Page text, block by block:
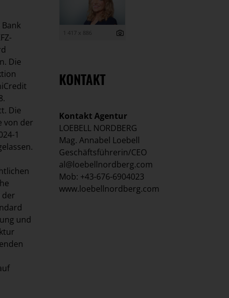
Die
Die
von der
1
der
und
1 417 x 886
KONTAKT
Kontakt Agentur
LOEBELL NORDBERG
Mag. Annabel Loebell
Geschäftsführerin/CEO
al@loebellnordberg.com
Mob: +43-676-6904023
www.loebellnordberg.com